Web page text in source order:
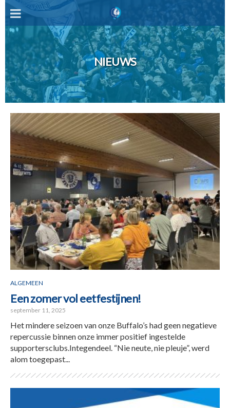
NIEUWS
ALGEMEEN
Een zomer vol eetfestijnen!
september 11, 2025
Het mindere seizoen van onze Buffalo’s had geen negatieve
repercussie binnen onze immer positief ingestelde
supportersclubs.Integendeel. “Nie neute, nie pleuje”, werd
alom toegepast...